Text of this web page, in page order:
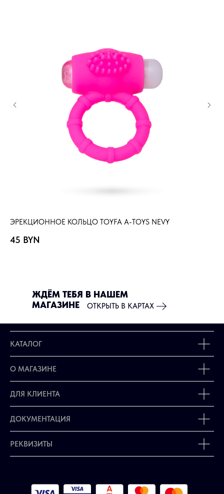
ЭРЕКЦИОННОЕ КОЛЬЦО TOYFA A-TOYS NEVY
45 BYN
ЖДЁМ ТЕБЯ В НАШЕМ
МАГАЗИНЕ
ОТКРЫТЬ В КАРТАХ
КАТАЛОГ
О МАГАЗИНЕ
ДЛЯ КЛИЕНТА
ДОКУМЕНТАЦИЯ
РЕКВИЗИТЫ